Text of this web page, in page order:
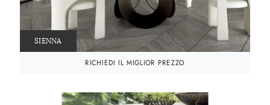
SIENNA
RICHIEDI IL MIGLIOR PREZZO